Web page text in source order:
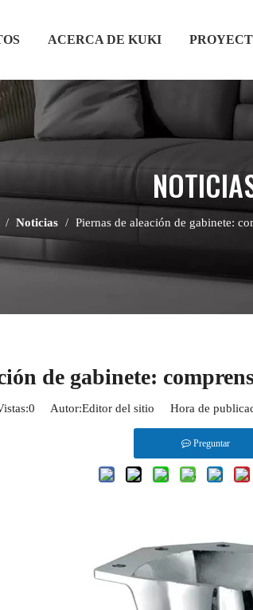
ACERCA DE KUKI
/ Noticias / Piernas de aleación de gabinete:
de gabinete:
0 Autor:Editor del sitio Hora de
Preguntar